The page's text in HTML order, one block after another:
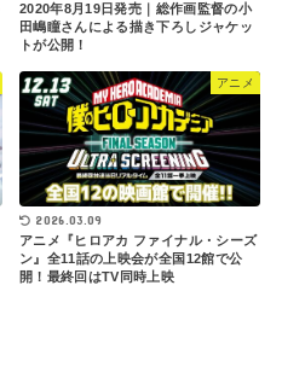
2020年8月19日発売｜総作画監督の小
田嶋瞳さんによる描き下ろしジャケッ
トが公開！
アニメ
2026.03.09
アニメ『ヒロアカ ファイナル・シーズ
ン』全11話の上映会が全国12館で公
開！最終回はTV同時上映